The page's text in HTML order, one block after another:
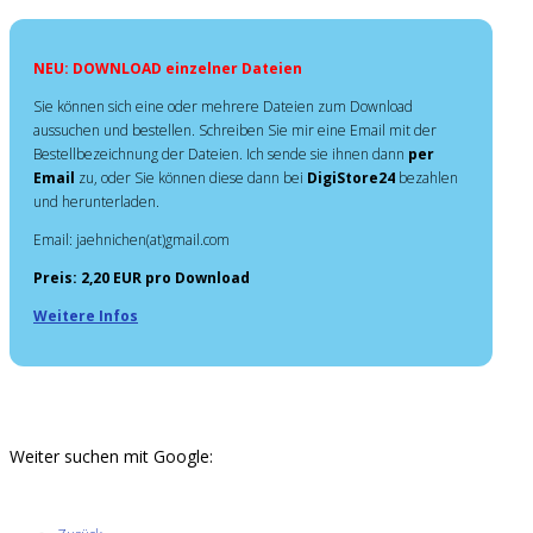
NEU: DOWNLOAD einzelner Dateien
Sie können sich eine oder mehrere Dateien zum Download
aussuchen und bestellen. Schreiben Sie mir eine Email mit der
Bestellbezeichnung der Dateien. Ich sende sie ihnen dann per
Email zu, oder Sie können diese dann bei DigiStore24 bezahlen
und herunterladen.
Email: jaehnichen(at)gmail.com
Preis: 2,20 EUR pro Download
Weitere Infos
Weiter suchen mit Google: